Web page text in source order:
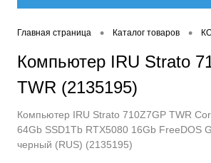
Главная страница • Каталог товаров •
Компьютер IRU Strato
TWR (2135195)
Компьютер IRU Strato 710Z7GP TWR
64Gb SSD1Tb RTX5080 16Gb FreeDOS
черный (RUS) (2135195)